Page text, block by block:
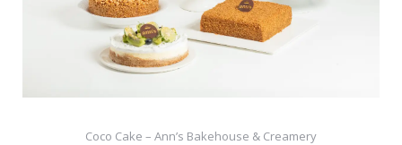
Coco Cake – Ann’s Bakehouse & Creamery